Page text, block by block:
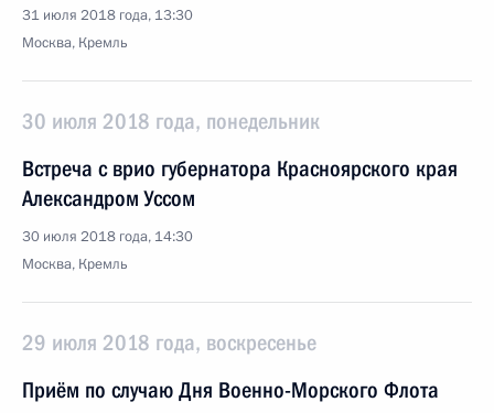
31 июля 2018 года, 13:30
Москва, Кремль
30 июля 2018 года, понедельник
Встреча с врио губернатора Красноярского края
Александром Уссом
30 июля 2018 года, 14:30
Москва, Кремль
29 июля 2018 года, воскресенье
Приём по случаю Дня Военно-Морского Флота